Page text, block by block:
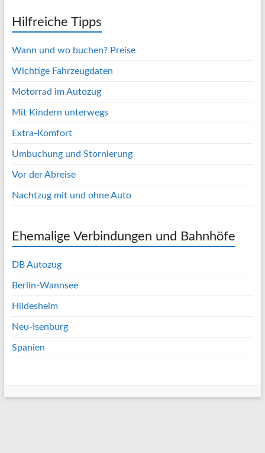
Hilfreiche Tipps
Wann und wo buchen? Preise
Wichtige Fahrzeugdaten
Motorrad im Autozug
Mit Kindern unterwegs
Extra-Komfort
Umbuchung und Stornierung
Vor der Abreise
Nachtzug mit und ohne Auto
Ehemalige Verbindungen und Bahnhöfe
DB Autozug
Berlin-Wannsee
Hildesheim
Neu-Isenburg
Spanien